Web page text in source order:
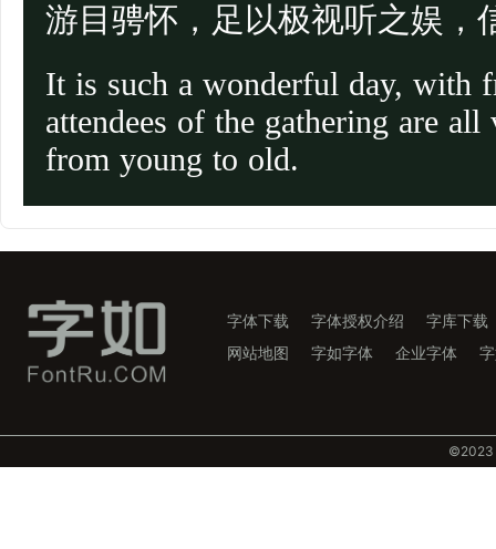
游目骋怀，足以极视听之娱，
It is such a wonderful day, with
attendees of the gathering are
from young to old.
字体下载 字体授权介绍
字库下载
网站地图
字如字体 企业字体
©️2023